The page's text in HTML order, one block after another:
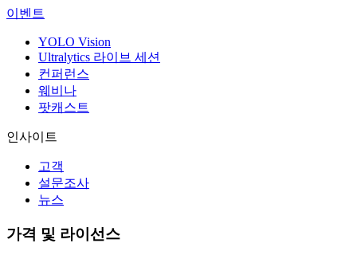
이벤트
YOLO Vision
Ultralytics 라이브 세션
컨퍼런스
웨비나
팟캐스트
인사이트
고객
설문조사
뉴스
가격 및 라이선스